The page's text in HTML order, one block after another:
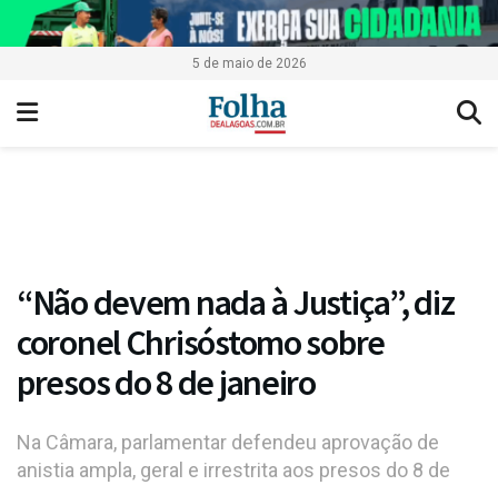
5 de maio de 2026
“Não devem nada à Justiça”, diz
coronel Chrisóstomo sobre
presos do 8 de janeiro
Na Câmara, parlamentar defendeu aprovação de
anistia ampla, geral e irrestrita aos presos do 8 de